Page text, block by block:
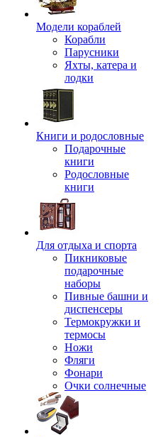
Модели кораблей
Корабли
Парусники
Яхты, катера и
лодки
Книги и родословные
Подарочные
книги
Родословные
книги
Для отдыха и спорта
Пикниковые
подарочные
наборы
Пивные башни и
диспенсеры
Термокружки и
термосы
Ножи
Фляги
Фонари
Очки солнечные